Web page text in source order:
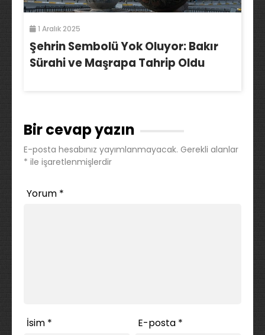
1 Aralık 2025
Şehrin Sembolü Yok Oluyor: Bakır
Sürahi ve Maşrapa Tahrip Oldu
Bir cevap yazın
E-posta hesabınız yayımlanmayacak. Gerekli alanlar
* ile işaretlenmişlerdir
Yorum *
İsim * E-posta *